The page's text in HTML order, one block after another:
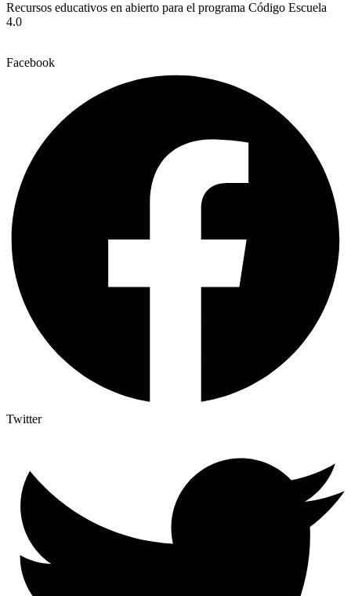
Recursos educativos en abierto para el programa Código Escuela
4.0
Facebook
Twitter